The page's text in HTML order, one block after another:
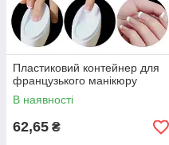
Пластиковий контейнер для
французького манікюру
В наявності
62,65 ₴